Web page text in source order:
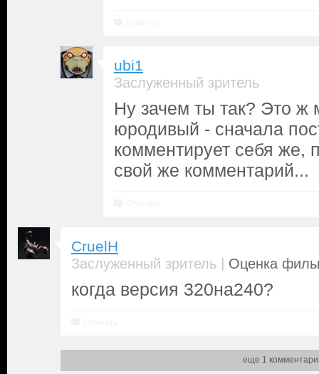
ubi1
Заслуженный зритель
Ну зачем ты так? Это ж
юродивый - сначала
комментирует себя же,
свой же комментарий...
CruelH
Заслуженный зритель | Оценка
когда версия 320на240?
еще 1